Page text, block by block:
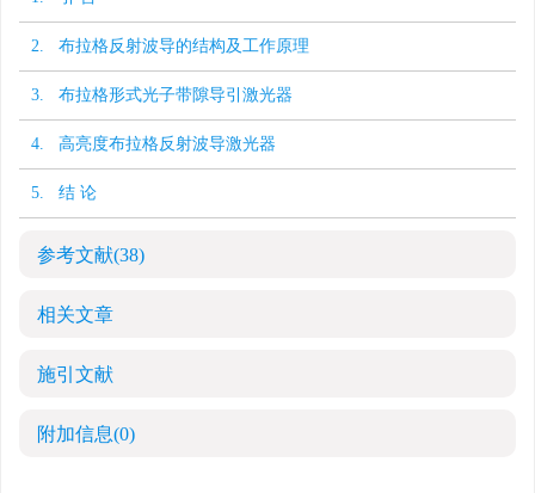
2. 布拉格反射波导的结构及工作原理
3. 布拉格形式光子带隙导引激光器
4. 高亮度布拉格反射波导激光器
5. 结 论
参考文献(38)
相关文章
施引文献
附加信息(0)